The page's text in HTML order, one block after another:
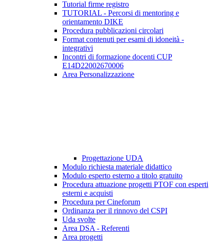
Tutorial firme registro
TUTORIAL - Percorsi di mentoring e
orientamento DIKE
Procedura pubblicazioni circolari
Format contenuti per esami di idoneità -
integrativi
Incontri di formazione docenti CUP
E14D22002670006
Area Personalizzazione
Progettazione UDA
Modulo richiesta materiale didattico
Modulo esperto esterno a titolo gratuito
Procedura attuazione progetti PTOF con esperti
esterni e acquisti
Procedura per Cineforum
Ordinanza per il rinnovo del CSPI
Uda svolte
Area DSA - Referenti
Area progetti